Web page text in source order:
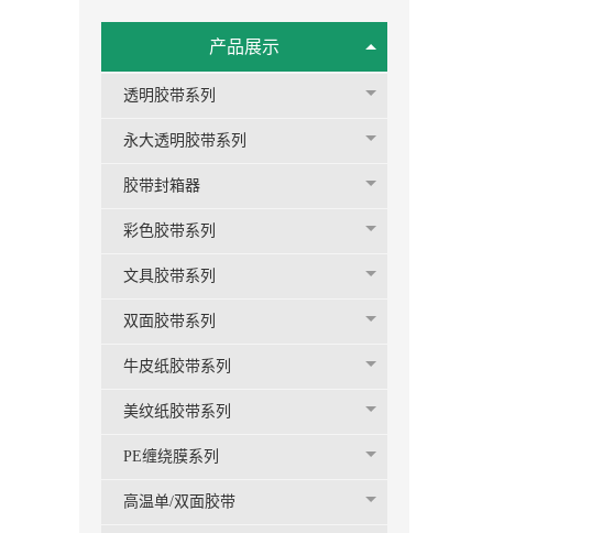
产品展示
透明胶带系列
永大透明胶带系列
胶带封箱器
彩色胶带系列
文具胶带系列
双面胶带系列
牛皮纸胶带系列
美纹纸胶带系列
PE缠绕膜系列
高温单/双面胶带